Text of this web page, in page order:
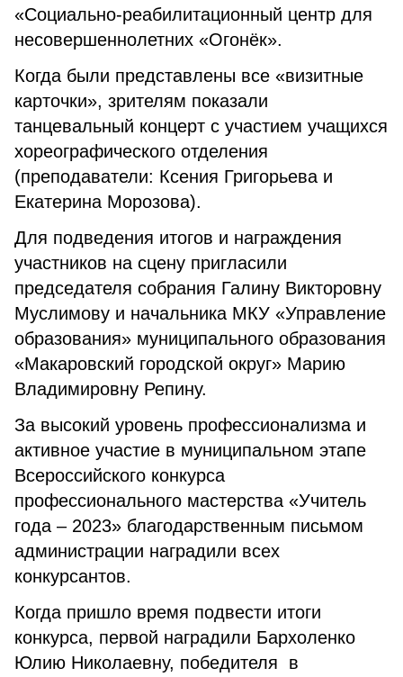
«Социально-реабилитационный центр для
несовершеннолетних «Огонёк».
Когда были представлены все «визитные
карточки», зрителям показали
танцевальный концерт с участием учащихся
хореографического отделения
(преподаватели: Ксения Григорьева и
Екатерина Морозова).
Для подведения итогов и награждения
участников на сцену пригласили
председателя собрания Галину Викторовну
Муслимову и начальника МКУ «Управление
образования» муниципального образования
«Макаровский городской округ» Марию
Владимировну Репину.
За высокий уровень профессионализма и
активное участие в муниципальном этапе
Всероссийского конкурса
профессионального мастерства «Учитель
года – 2023» благодарственным письмом
администрации наградили всех
конкурсантов.
Когда пришло время подвести итоги
конкурса, первой наградили Бархоленко
Юлию Николаевну, победителя в